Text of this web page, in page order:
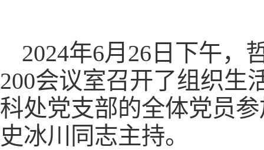
2024年6月26日下午，
200会议室召开了组织生
科处党支部的全体党员
史冰川同志主持。